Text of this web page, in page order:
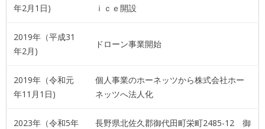
年2月1日)
ｉｃｅ開設
2019年（平成31
年2月)
ドローン事業開始
2019年（令和元
年11月1日)
個人事業のホーネッツから株式会社ホー
ネッツへ法人化
2023年（令和5年
長野県北佐久郡御代田町栄町2485-12 御